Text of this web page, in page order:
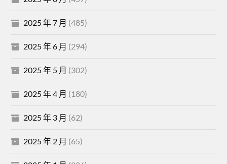
2025 年 7 月 (485)
2025 年 6 月 (294)
2025 年 5 月 (302)
2025 年 4 月 (180)
2025 年 3 月 (62)
2025 年 2 月 (65)